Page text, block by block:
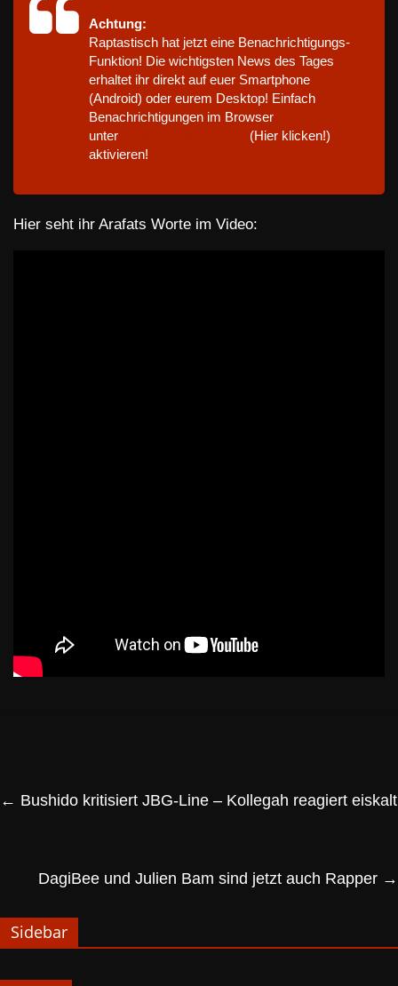
Achtung:
Raptastisch hat jetzt eine Benachrichtigungs-
Funktion! Die wichtigsten News des Tages
erhaltet ihr direkt auf euer Smartphone
(Android) oder eurem Desktop! Einfach
Benachrichtigungen im Browser
unter
(Hier klicken!)
aktivieren!
Hier seht ihr Arafats Worte im Video:
← Bushido kritisiert JBG-Line – Kollegah reagiert eiskalt
DagiBee und Julien Bam sind jetzt auch Rapper →
Sidebar